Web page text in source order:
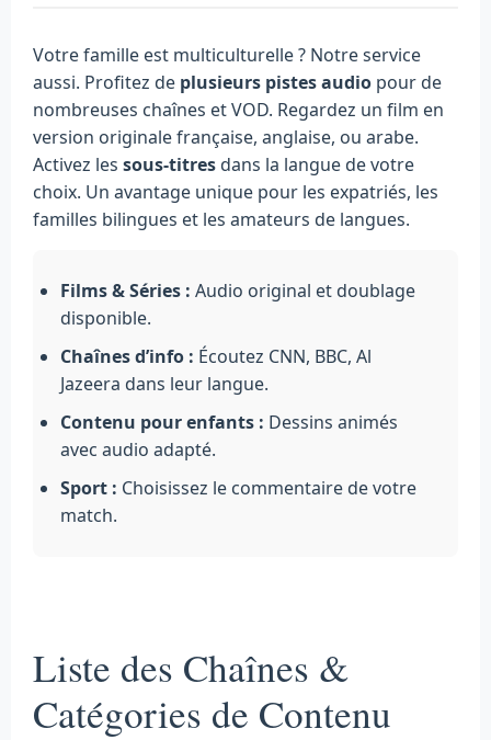
Votre famille est multiculturelle ? Notre service
aussi. Profitez de plusieurs pistes audio pour de
nombreuses chaînes et VOD. Regardez un film en
version originale française, anglaise, ou arabe.
Activez les sous-titresdans la langue de votre
choix. Un avantage unique pour les expatriés, les
familles bilingues et les amateurs de langues.
Films & Séries : Audio original et doublage
disponible.
Chaînes d’info : Écoutez CNN, BBC, Al
Jazeera dans leur langue.
Contenu pour enfants : Dessins animés
avec audio adapté.
Sport : Choisissez le commentaire de votre
match.
Liste des Chaînes &
Catégories de Contenu